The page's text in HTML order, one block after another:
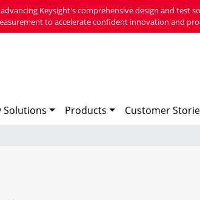
Keysight's comprehensive design and
to accelerate confident innovation and
Solutions Products Customer